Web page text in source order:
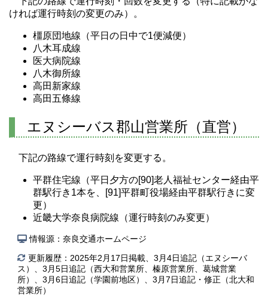
ければ運行時刻の変更のみ）。
橿原団地線（平日の日中で1便減便）
八木耳成線
医大病院線
八木御所線
高田新家線
高田五條線
エヌシーバス郡山営業所（直営）
下記の路線で運行時刻を変更する。
平群住宅線（平日夕方の[90]老人福祉センター経由平
群駅行き1本を、[91]平群町役場経由平群駅行きに変
更）
近畿大学奈良病院線（運行時刻のみ変更）
情報源：奈良交通ホームページ
更新履歴：2025年2月17日掲載、3月4日追記（エヌシーバ
ス）、3月5日追記（西大和営業所、榛原営業所、葛城営業
所）、3月6日追記（学園前地区）、3月7日追記・修正（北大和
営業所）